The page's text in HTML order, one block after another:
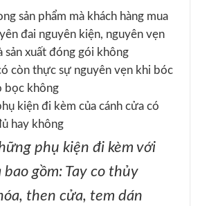
sản phẩm mà khách hàng mua
đai nguyên kiện, nguyên vẹn
sản xuất đóng gói không
còn thực sự nguyên vẹn khi bóc
bọc không
kiện đi kèm của cánh cửa có
hay không
phụ kiện đi kèm với
bao gồm: Tay co thủy
then cửa, tem dán